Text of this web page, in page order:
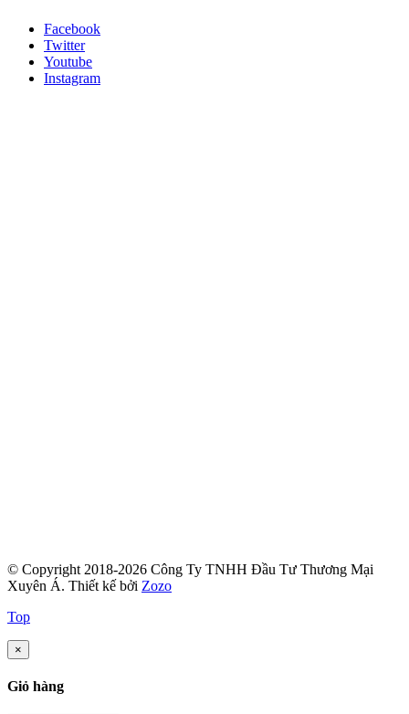
Facebook
Twitter
Youtube
Instagram
© Copyright 2018-2026 Công Ty TNHH Đầu Tư Thương Mại
Xuyên Á. Thiết kế bởi Zozo
Top
×
Giỏ hàng